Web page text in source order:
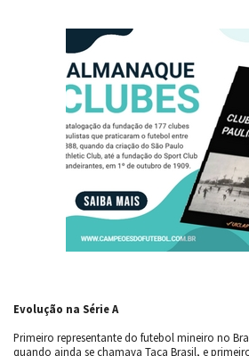
Evolução na Série A
Primeiro representante do futebol mineiro no
quando ainda se chamava Taça Brasil, e